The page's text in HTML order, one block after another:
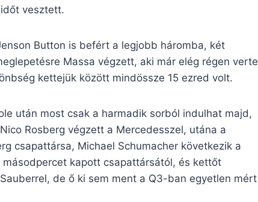
vesztett.
Button is befért a legjobb háromba, két
Massa végzett, aki már elég régen verte
kettejük között mindössze 15 ezred volt.
után most csak a harmadik sorból indulhat majd,
Rosberg végzett a Mercedesszel, utána a
csapattársa, Michael Schumacher következik a
kapott csapattársától, és kettőt
de ő ki sem ment a Q3-ban egyetlen mért